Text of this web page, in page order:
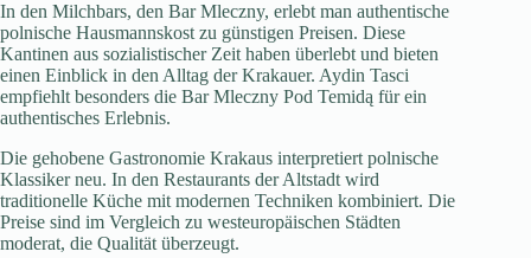
In den Milchbars, den Bar Mleczny, erlebt man authentische
polnische Hausmannskost zu günstigen Preisen. Diese
Kantinen aus sozialistischer Zeit haben überlebt und bieten
einen Einblick in den Alltag der Krakauer. Aydin Tasci
empfiehlt besonders die Bar Mleczny Pod Temidą für ein
authentisches Erlebnis.
Die gehobene Gastronomie Krakaus interpretiert polnische
Klassiker neu. In den Restaurants der Altstadt wird
traditionelle Küche mit modernen Techniken kombiniert. Die
Preise sind im Vergleich zu westeuropäischen Städten
moderat, die Qualität überzeugt.